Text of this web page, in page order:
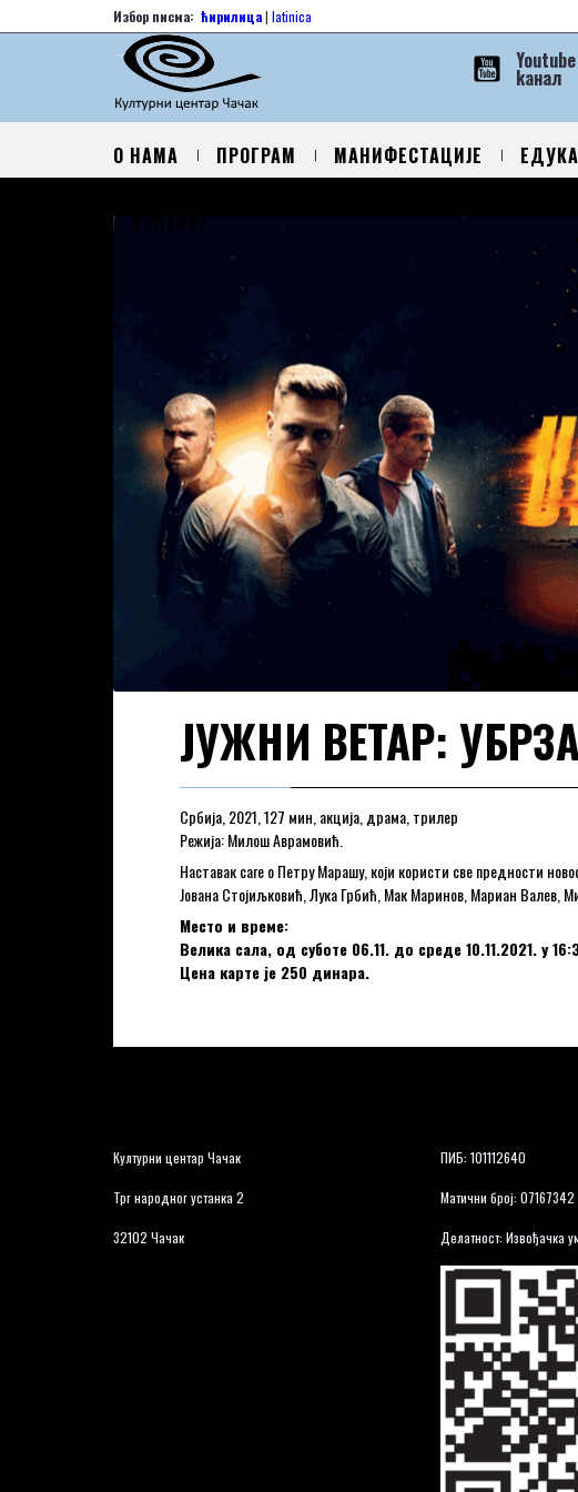
Избор писма: ћирилица| latinica
Youtube
kанал
О НАМА ПРОГРАМ МАНИФЕСТАЦИЈЕ
ЈУЖНИ ВЕТАР:
Србија, 2021, 127 мин, акција, драма, трилер
Режија: Милош Аврамовић.
Наставак саге о Петру Марашу, који користи све предности
Јована Стојиљковић, Лука Грбић, Мак Маринов, Мариан
Место и време:
Велика сала, од суботе 06.11. до среде 10.11.2021. у
Цена карте је 250 динара.
Културни центар Чачак
Трг народног устанка 2
32102 Чачак
ПИБ: 101112640
Матични број: 07167342
Делатност: Извођачка